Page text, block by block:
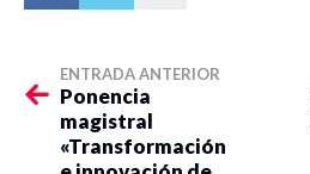
ENTRADA ANTERIOR
Ponencia
magistral
«Transformación